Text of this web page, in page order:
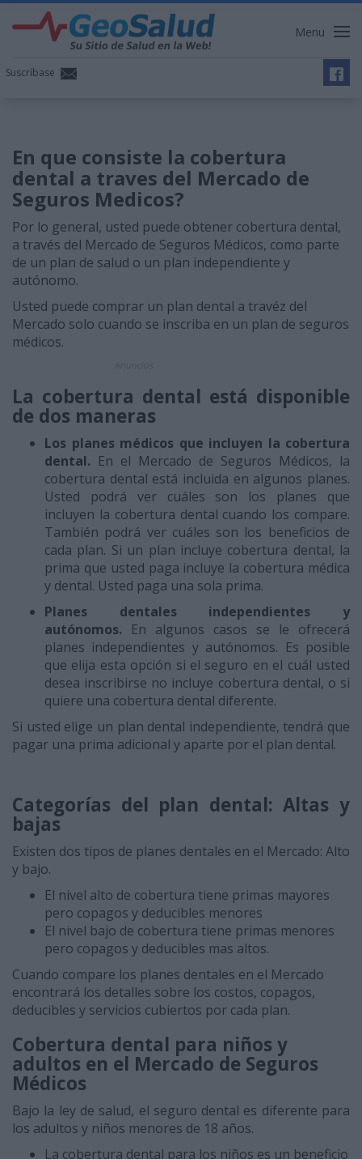
Menu
Suscríbase
En que consiste la cobertura
dental a traves del Mercado de
Seguros Medicos?
Por lo general, usted puede obtener cobertura dental,
a través del Mercado de Seguros Médicos, como parte
de un plan de salud o un plan independiente y
autónomo.
Usted puede comprar un plan dental a travéz del
Mercado solo cuando se inscriba en un plan de seguros
médicos.
La cobertura dental está disponible
de dos maneras
Los planes médicos que incluyen la cobertura
dental. En el Mercado de Seguros Médicos, la
cobertura dental está incluida en algunos planes.
Usted podrá ver cuáles son los planes que
incluyen la cobertura dental cuando los compare.
También podrá ver cuáles son los beneficios de
cada plan. Si un plan incluye cobertura dental, la
prima que usted paga incluye la cobertura médica
y dental. Usted paga una sola prima.
Planes dentales independientes y
autónomos. En algunos casos se le ofrecerá
planes independientes y autónomos. Es posible
que elija esta opción si el seguro en el cuál usted
desea inscribirse no incluye cobertura dental, o si
quiere una cobertura dental diferente.
Si usted elige un plan dental independiente, tendrá que
pagar una prima adicional y aparte por el plan dental.
Categorías del plan dental: Altas y
bajas
Existen dos tipos de planes dentales en el Mercado: Alto
y bajo.
El nivel alto de cobertura tiene primas mayores
pero copagos y deducibles menores
El nivel bajo de cobertura tiene primas menores
pero copagos y deducibles mas altos.
Cuando compare los planes dentales en el Mercado
encontrará los detalles sobre los costos, copagos,
deducibles y servicios cubiertos por cada plan.
Cobertura dental para niños y
adultos en el Mercado de Seguros
Médicos
Bajo la ley de salud, el seguro dental es diferente para
los adultos y niños menores de 18 años.
La cobertura dental para los niños es un beneficio